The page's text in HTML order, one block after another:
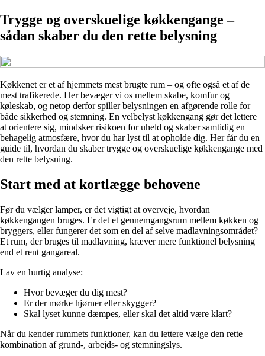
Trygge og overskuelige køkkengange –
sådan skaber du den rette belysning
Køkkenet er et af hjemmets mest brugte rum – og ofte også et af de
mest trafikerede. Her bevæger vi os mellem skabe, komfur og
køleskab, og netop derfor spiller belysningen en afgørende rolle for
både sikkerhed og stemning. En velbelyst køkkengang gør det lettere
at orientere sig, mindsker risikoen for uheld og skaber samtidig en
behagelig atmosfære, hvor du har lyst til at opholde dig. Her får du en
guide til, hvordan du skaber trygge og overskuelige køkkengange med
den rette belysning.
Start med at kortlægge behovene
Før du vælger lamper, er det vigtigt at overveje, hvordan
køkkengangen bruges. Er det et gennemgangsrum mellem køkken og
bryggers, eller fungerer det som en del af selve madlavningsområdet?
Et rum, der bruges til madlavning, kræver mere funktionel belysning
end et rent gangareal.
Lav en hurtig analyse:
Hvor bevæger du dig mest?
Er der mørke hjørner eller skygger?
Skal lyset kunne dæmpes, eller skal det altid være klart?
Når du kender rummets funktioner, kan du lettere vælge den rette
kombination af grund-, arbejds- og stemningslys.